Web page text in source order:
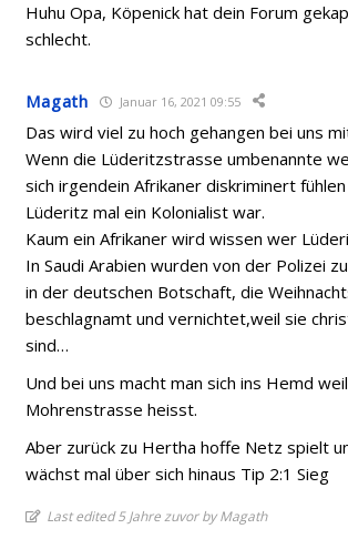
Huhu Opa, Köpenick hat dein Forum
schlecht.
Magath Januar 16, 2021 09:55
Das wird viel zu hoch gehangen bei uns
Wenn die Lüderitzstrasse umbenannte
sich irgendein Afrikaner diskriminert
Lüderitz mal ein Kolonialist war.
Kaum ein Afrikaner wird wissen wer
In Saudi Arabien wurden von der Polizei
in der deutschen Botschaft, die
beschlagnamt und vernichtet,weil sie
sind…
Und bei uns macht man sich ins Hemd
Mohrenstrasse heisst.
Aber zurück zu Hertha hoffe Netz spielt
wächst mal über sich hinaus Tip 2:1 Sieg
Last edited 5 Jahre zuvor by Magath